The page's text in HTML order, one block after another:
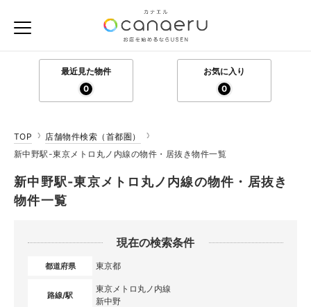
最近見た物件
0
お気に入り
0
TOP
店舗物件検索（首都圏）
新中野駅-東京メトロ丸ノ内線の物件・居抜き物件一覧
新中野駅-東京メトロ丸ノ内線の物件・居抜き
物件一覧
現在の検索条件
都道府県 東京都
路線/駅
東京メトロ丸ノ内線
新中野